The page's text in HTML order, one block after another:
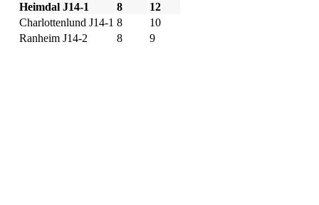
Heimdal J14-1
8
12
Charlottenlund J14-1 8
10
Ranheim J14-2
8 9